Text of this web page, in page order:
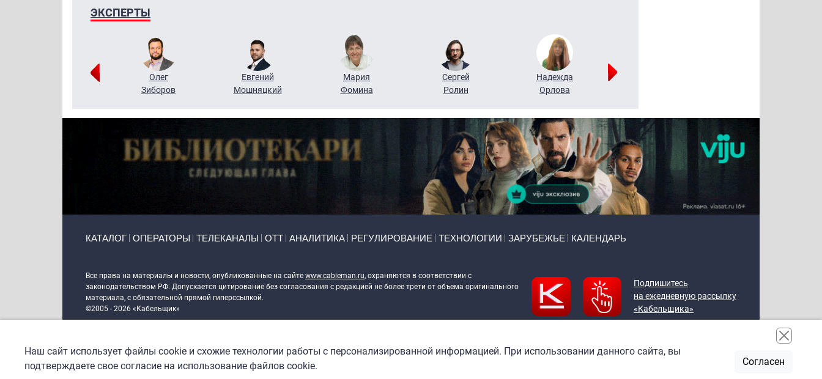
ЭКСПЕРТЫ
Олег
Зиборов
Евгений
Мошняцкий
Мария
Фомина
Сергей
Ролин
Надежда
Орлова
КАТАЛОГ ОПЕРАТОРЫ ТЕЛЕКАНАЛЫ ОТТ АНАЛИТИКА РЕГУЛИРОВАНИЕ ТЕХНОЛОГИИ ЗАРУБЕЖЬЕ КАЛЕНДАРЬ
Все права на материалы и новости, опубликованные на сайте www.cableman.ru, охраняются в соответствии с
законодательством РФ. Допускается цитирование без согласования с редакцией не более трети от объема оригинального
материала, с обязательной прямой гиперссылкой.
©2005 - 2026 «Кабельщик»
DrupalCoder — поддержка сайта c 2017 года
Подпишитесь
на ежедневную рассылку
«Кабельщика»
Наш сайт использует файлы cookie и схожие технологии работы с персонализированной информацией. При использовании данного сайта, вы
подтверждаете свое согласие на использование файлов cookie.
Согласен